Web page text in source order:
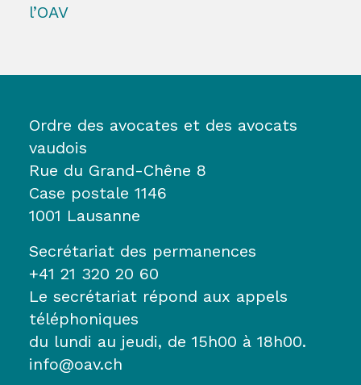
l’OAV
Ordre des avocates et des avocats
vaudois
Rue du Grand-Chêne 8
Case postale 1146
1001 Lausanne
Secrétariat des permanences
+41 21 320 20 60
Le secrétariat répond aux appels
téléphoniques
du lundi au jeudi, de 15h00 à 18h00.
info@oav.ch